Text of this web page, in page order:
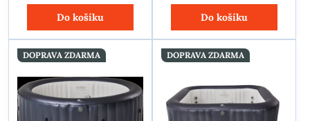
Do košíku Do košíku
DOPRAVA ZDARMA DOPRAVA ZDARMA